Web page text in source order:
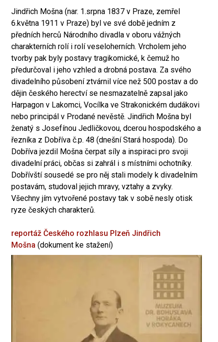
Jindřich Mošna (nar. 1.srpna 1837 v Praze, zemřel
6.května 1911 v Praze) byl ve své době jedním z
předních herců Národního divadla v oboru vážných
charakterních rolí i rolí veseloherních. Vrcholem jeho
tvorby pak byly postavy tragikomické, k čemuž ho
předurčoval i jeho vzhled a drobná postava. Za svého
divadelního působení ztvárnil více než 500 postav a do
dějin českého herectví se nesmazatelně zapsal jako
Harpagon v Lakomci, Vocílka ve Strakonickém dudákovi
nebo principál v Prodané nevěstě. Jindřich Mošna byl
ženatý s Josefínou Jedličkovou, dcerou hospodského a
řezníka z Dobříva č.p. 48 (dnešní Stará hospoda). Do
Dobříva jezdil Mošna čerpat síly a inspiraci pro svoji
divadelní práci, občas si zahrál i s místními ochotníky.
Dobřívští sousedé se pro něj stali modely k divadelním
postavám, studoval jejich mravy, vztahy a zvyky.
Všechny jím vytvořené postavy tak v sobě nesly otisk
ryze českých charakterů.
reportáž Českého rozhlasu Plzeň Jindřich
Mošna (dokument ke stažení)